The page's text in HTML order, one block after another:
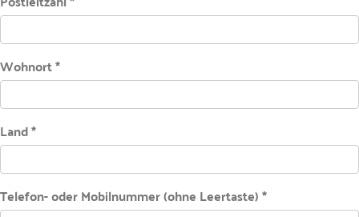
Wohnort *
Land *
Telefon- oder Mobilnummer (ohne Leertaste) *